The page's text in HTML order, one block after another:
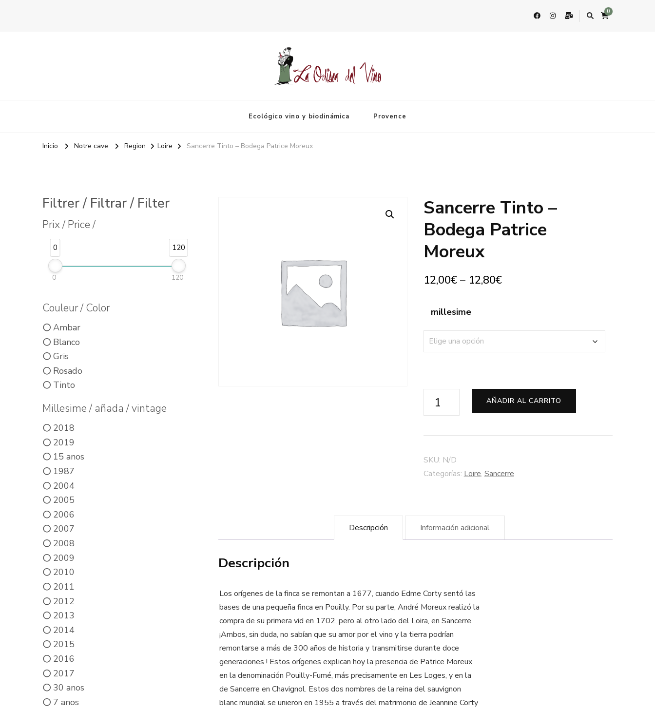
0
Ecológico vino y biodinámica Provence
Inicio Notre cave Region Loire Sancerre Tinto – Bodega Patrice Moreux
🔍
Sancerre Tinto –
Bodega Patrice
Moreux
12,00€– 12,80€
millesime
Sancerre
Patrice
Moreux
AÑADIR AL CARRITO
SKU: N/D
Categorías: Loire, Sancerre
Descripción Información adicional
Descripción
Los orígenes de la finca se remontan a 1677, cuando Edme Corty sentó las
bases de una pequeña finca en Pouilly. Por su parte, André Moreux realizó la
compra de su primera vid en 1702, pero al otro lado del Loira, en Sancerre.
¡Ambos, sin duda, no sabían que su amor por el vino y la tierra podrían
remontarse a más de 300 años de historia y transmitirse durante doce
generaciones ! Estos orígenes explican hoy la presencia de Patrice Moreux
en la denominación Pouilly-Fumé, más precisamente en Les Loges, y en la
de Sancerre en Chavignol. Estos dos nombres de la reina del sauvignon
blanc mundial se unieron en 1955 a través del matrimonio de Jeannine Corty
Filtrer / Filtrar / Filter
Prix / Price /
0 120
0 120
Couleur / Color
Ambar
Blanco
Gris
Rosado
Tinto
Millesime / añada / vintage
2018
2019
15 anos
1987
2004
2005
2006
2007
2008
2009
2010
2011
2012
2013
2014
2015
2016
2017
30 anos
7 anos